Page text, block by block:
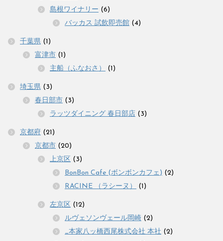
島根ワイナリー (6)
バッカス 試飲即売館 (4)
千葉県 (1)
富津市 (1)
主船（ふなおさ）
(1)
埼玉県 (3)
春日部市 (3)
ラッツダイニング 春日部店 (3)
京都府 (21)
京都市 (20)
上京区 (3)
BonBon Cafe (ボンボンカフェ) (2)
RACINE （ラシーヌ）
(1)
左京区 (12)
ルヴェソンヴェール岡崎 (2)
_本家八ッ橋西尾株式会社 本社 (2)